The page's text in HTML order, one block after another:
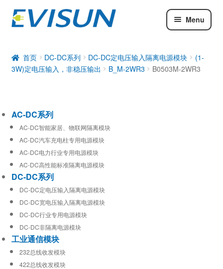
Menu
DC-DC系列
工业通信模块
首页 DC-DC系列 DC-DC定电压输入隔离电源模块
(1-
3W)定电压输入，非稳压输出
B_M-2WR3 B0503M-2WR3
AC-DC系列
AC-DC智能家居、物联网隔离模块
AC-DC汽车充电柱专用电源模块
AC-DC电力行业专用电源模块
AC-DC高性能标准隔离电源模块
DC-DC系列
DC-DC定电压输入隔离电源模块
DC-DC宽电压输入隔离电源模块
DC-DC行业专用电源模块
DC-DC非隔离电源模块
工业通信模块
232总线收发模块
422总线收发模块